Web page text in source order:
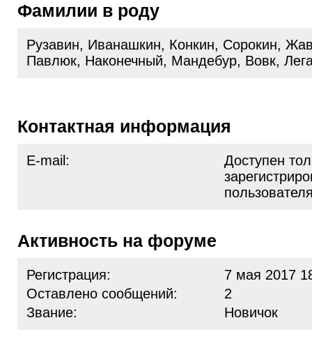
Фамилии в роду
Рузавин, Иванашкин, Конкин, Сорокин,
Павлюк, Наконечный, Мандебур, Вовк,
Контактная информация
E-mail:
Доступен
Активность на форуме
Регистрация:
7 мая 2017
Оставлено сообщений:
2
Звание:
Новичок